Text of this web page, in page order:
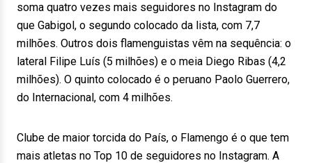
soma quatro vezes mais seguidores no Instagram do
que Gabigol, o segundo colocado da lista, com 7,7
milhões. Outros dois flamenguistas vêm na sequência: o
lateral Filipe Luís (5 milhões) e o meia Diego Ribas (4,2
milhões). O quinto colocado é o peruano Paolo Guerrero,
do Internacional, com 4 milhões.
Clube de maior torcida do País, o Flamengo é o que tem
mais atletas no Top 10 de seguidores no Instagram. A